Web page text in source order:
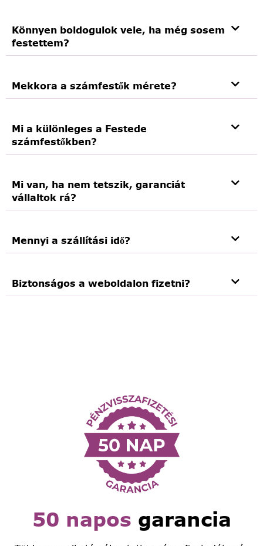
Könnyen boldogulok vele, ha még sosem
festettem?
Mekkora a számfestők mérete?
Mi a különleges a Festede
számfestőkben?
Mi van, ha nem tetszik, garanciát
vállaltok rá?
Mennyi a szállítási idő?
Biztonságos a weboldalon fizetni?
50 napos garancia